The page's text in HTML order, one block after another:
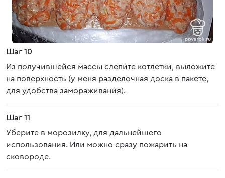
Шаг 10
Из получившейся массы слепите котлетки, выложите
на поверхность (у меня разделочная доска в пакете,
для удобства замораживания).
Шаг 11
Уберите в морозилку, для дальнейшего
использования. Или можно сразу пожарить на
сковороде.